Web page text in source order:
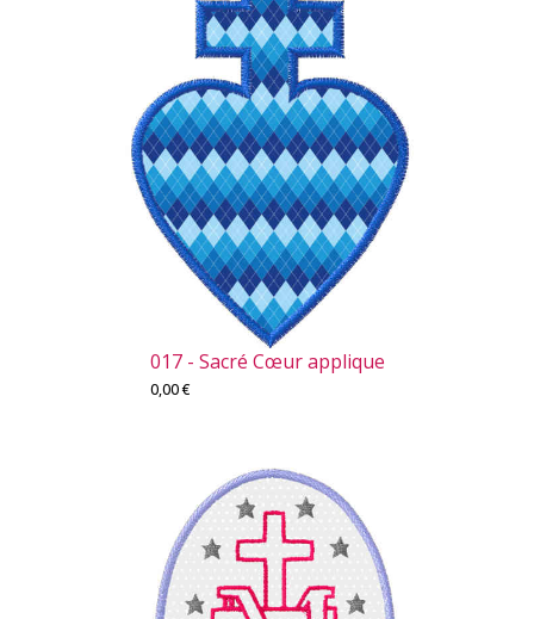
017 - Sacré Cœur applique
0,00€